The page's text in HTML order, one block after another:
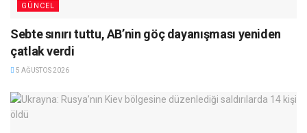
GÜNCEL
Sebte sınırı tuttu, AB’nin göç dayanışması yeniden
çatlak verdi
5 AĞUSTOS 2026